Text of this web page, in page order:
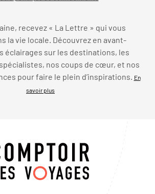
recevez « La Lettre » qui vous
la vie locale. Découvrez en avant-
éclairages sur les destinations, les
nos coups de cœur, et nos
pour faire le plein d’inspirations.
En
savoir plus